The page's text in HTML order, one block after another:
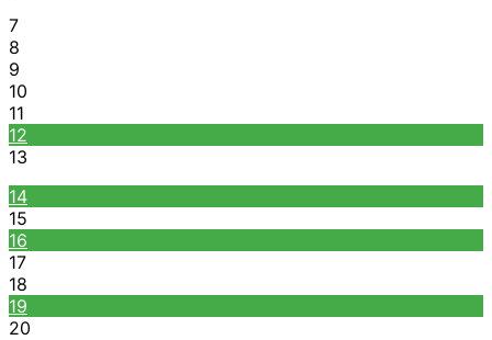
7
8
9
10
11
12
13
14
15
16
17
18
19
20